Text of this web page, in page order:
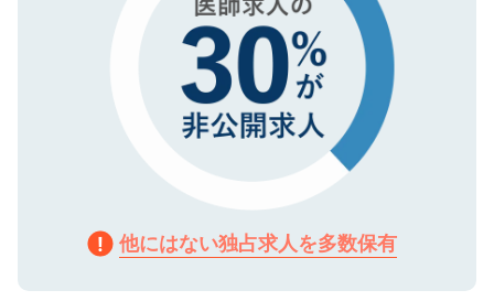
他にはない独占求人を多数保有